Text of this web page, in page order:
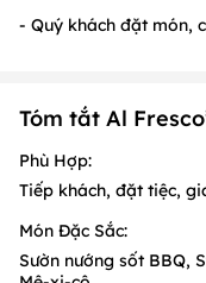
- Quý khách đặt món,
Tóm tắt Al
Phù Hợp:
Tiếp khách, đặt tiệc,
Món Đặc Sắc:
Sườn nướng sốt BBQ,